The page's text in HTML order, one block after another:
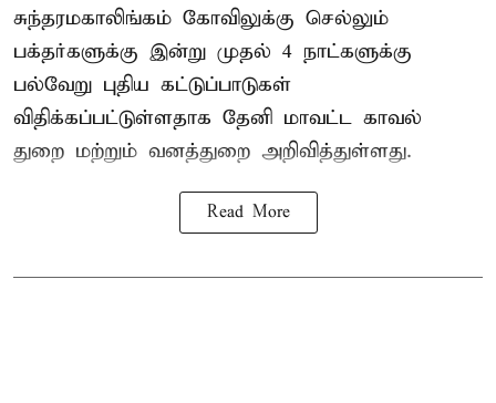
சுந்தரமகாலிங்கம் கோவிலுக்கு செல்லும்
பக்தர்களுக்கு இன்று முதல் 4 நாட்களுக்கு
பல்வேறு புதிய கட்டுப்பாடுகள்
விதிக்கப்பட்டுள்ளதாக தேனி மாவட்ட காவல்
துறை மற்றும் வனத்துறை அறிவித்துள்ளது.
Read More